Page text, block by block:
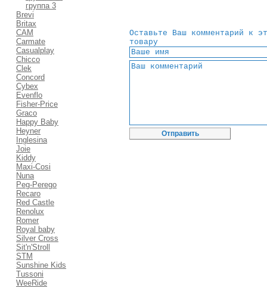
группа 3
Brevi
Britax
CAM
Carmate
Casualplay
Chicco
Clek
Concord
Cybex
Evenflo
Fisher-Price
Graco
Happy Baby
Heyner
Inglesina
Joie
Kiddy
Maxi-Cosi
Nuna
Peg-Perego
Recaro
Red Castle
Renolux
Romer
Royal baby
Silver Cross
Sit'n'Stroll
STM
Sunshine Kids
Tussoni
WeeRide
Оставьте Ваш комментарий к
товару